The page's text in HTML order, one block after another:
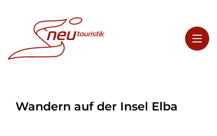
Highlights
Wandern auf der Insel Elba